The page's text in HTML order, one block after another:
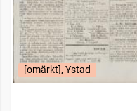
[omärkt], Ystad